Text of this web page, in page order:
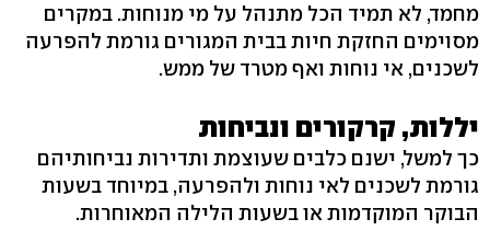
מחמד, לא תמיד הכל מתנהל על מי מנוחות. במקרים
מסוימים החזקת חיות בבית המגורים גורמת להפרעה
לשכנים, אי נוחות ואף מטרד של ממש.
יללות, קרקורים ונביחות
כך למשל, ישנם כלבים שעוצמת ותדירות נביחותיהם
גורמת לשכנים לאי נוחות ולהפרעה, במיוחד בשעות
הבוקר המוקדמות או בשעות הלילה המאוחרות.